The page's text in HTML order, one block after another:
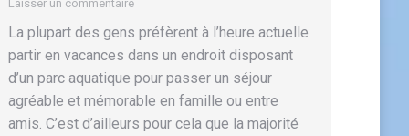
Laisser un commentaire
La plupart des gens préfèrent à l’heure actuelle
partir en vacances dans un endroit disposant
d’un parc aquatique pour passer un séjour
agréable et mémorable en famille ou entre
amis. C’est d’ailleurs pour cela que la majorité